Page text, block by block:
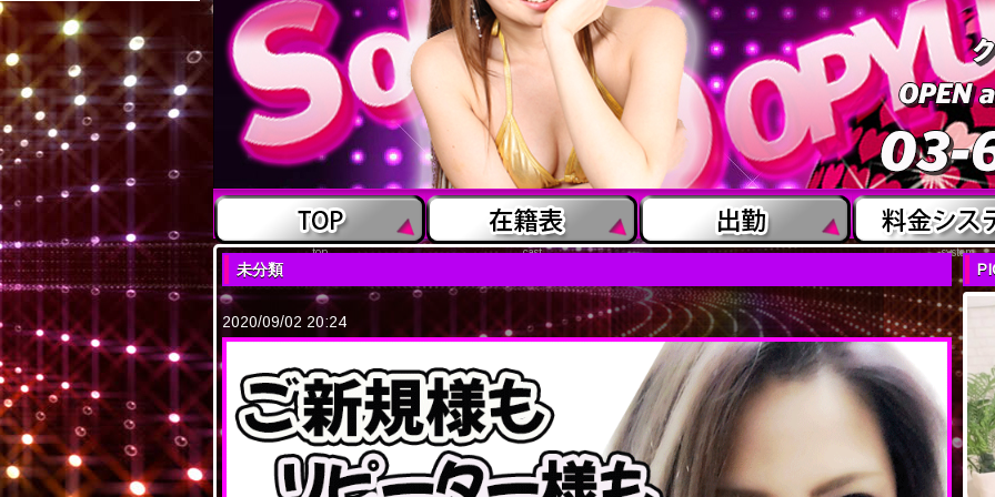
top cast system
未分類
2020/09/02 20:24